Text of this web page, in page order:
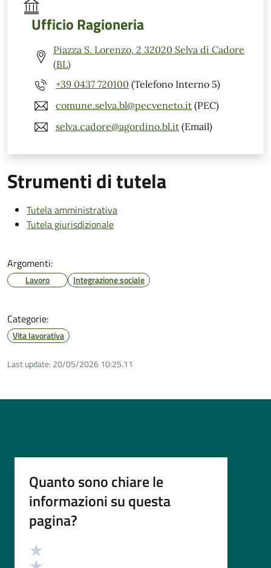
Ufficio Ragioneria
Piazza S. Lorenzo, 2 32020 Selva di Cadore
(BL)
+39 0437 720100 (Telefono Interno 5)
comune.selva.bl@pecveneto.it (PEC)
selva.cadore@agordino.bl.it (Email)
Strumenti di tutela
Tutela amministrativa
Tutela giurisdizionale
Argomenti:
Lavoro Integrazione sociale
Categorie:
Vita lavorativa
Last update: 20/05/2026 10:25.11
Quanto sono chiare le
informazioni su questa
pagina?
Valutazione